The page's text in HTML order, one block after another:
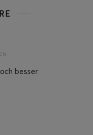
besser